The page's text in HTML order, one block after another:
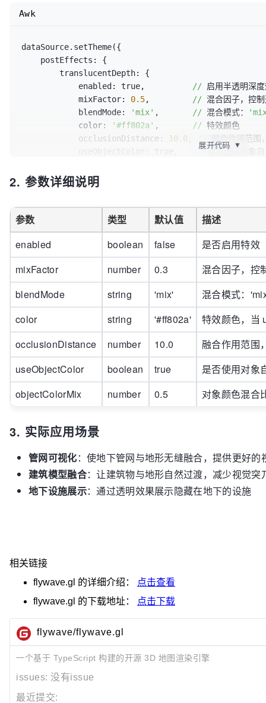
dataSource.setTheme({
            enabled: true,
// 启用半透明深
            mixFactor:
0.5, // 混合因子，控
            blendMode:
'mix' , // 混合模式：
            color:
'#ff802a' , // 特效颜色
            occlusionDistance:
10.0
融合作用范围
            useObjectColor: true,
// 是否使用对象自
        }
    },
Awk
展开代码 ▼
2. 参数详细说明
参数 类型 默认值
描述
enabled
boolean false
是否启用特效
mixFactor
number 0.3
混合因子，控
blendMode
string 'mix'
混合模式：
color
string '#ff802a'
特效颜色，当
occlusionDistance
number 10.0
融合作用范围
useObjectColor
boolean true
是否使用对象
objectColorMix
number 0.5 对象颜色混合
3. 实际应用场景
管网可视化：使地下管网与地形无缝融合，提供更好的
建筑模型融合：让建筑物与地形自然过渡，减少视觉突
地下设施展示：通过透明效果展示隐藏在地下的设施
相关链接
flywave.gl 的详细介绍：
点击查看
flywave.gl 的下载地址： 点击下载
flywave/flywave.gl
一个基于 TypeScript 构建的开源 3D 地图渲染引擎
issues: 没有issue
最近提交: